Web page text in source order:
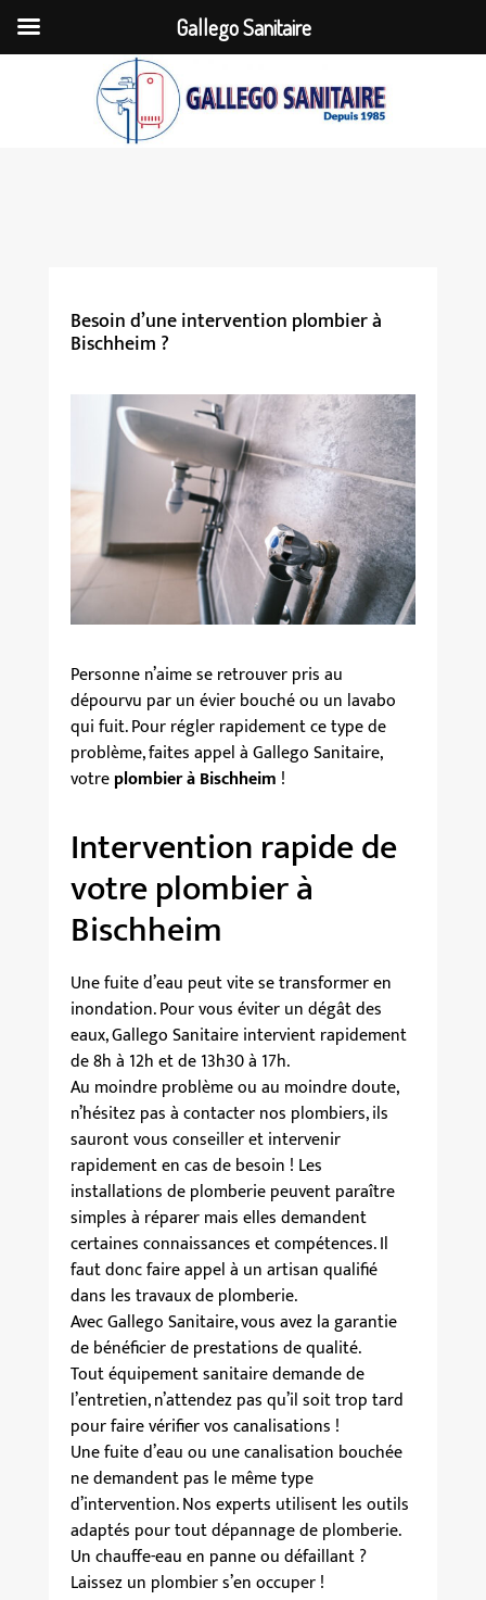
Besoin d’une intervention plombier à
Bischheim ?
Personne n’aime se retrouver pris au
dépourvu par un évier bouché ou un lavabo
qui fuit. Pour régler rapidement ce type de
problème, faites appel à Gallego Sanitaire,
votreplombier à Bischheim !
Intervention rapide de
votre plombier à
Bischheim
Une fuite d’eau peut vite se transformer en
inondation. Pour vous éviter un dégât des
eaux, Gallego Sanitaire intervient rapidement
de 8h à 12h et de 13h30 à 17h.
Au moindre problème ou au moindre doute,
n’hésitez pas à contacter nos plombiers, ils
sauront vous conseiller et intervenir
rapidement en cas de besoin ! Les
installations de plomberie peuvent paraître
simples à réparer mais elles demandent
certaines connaissances et compétences. Il
faut donc faire appel à un artisan qualifié
dans les travaux de plomberie.
Avec Gallego Sanitaire, vous avez la garantie
de bénéficier de prestations de qualité.
Tout équipement sanitaire demande de
l’entretien, n’attendez pas qu’il soit trop tard
pour faire vérifier vos canalisations !
Une fuite d’eau ou une canalisation bouchée
ne demandent pas le même type
d’intervention. Nos experts utilisent les outils
adaptés pour tout dépannage de plomberie.
Un chauffe-eau en panne ou défaillant ?
Laissez un plombier s’en occuper !
Gallego Sanitaire